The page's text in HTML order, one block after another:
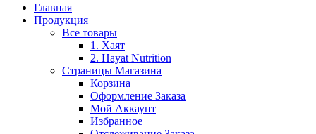
Главная
Продукция
Все товары
1. Хаят
2. Hayat Nutrition
Страницы Магазина
Корзина
Оформление Заказа
Мой Аккаунт
Избранное